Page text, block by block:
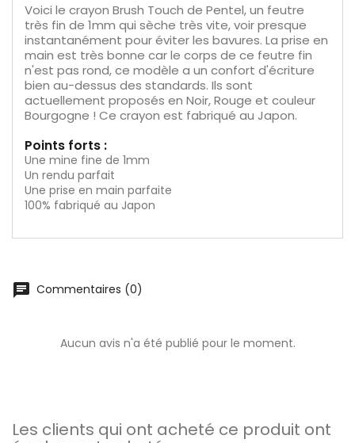
Voici le crayon Brush Touch de Pentel, un feutre
très fin de 1mm qui sèche très vite, voir presque
instantanément pour éviter les bavures. La prise en
main est très bonne car le corps de ce feutre fin
n'est pas rond, ce modèle a un confort d'écriture
bien au-dessus des standards. Ils sont
actuellement proposés en Noir, Rouge et couleur
Bourgogne ! Ce crayon est fabriqué au Japon.
Points forts :
Une mine fine de 1mm
Un rendu parfait
Une prise en main parfaite
100% fabriqué au Japon
chat Commentaires (0)
Aucun avis n'a été publié pour le moment.
Les clients qui ont acheté ce produit ont